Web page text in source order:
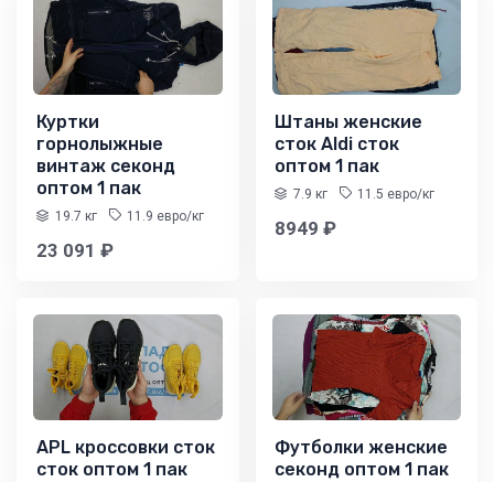
Куртки
горнолыжные
винтаж секонд
оптом 1 пак
19.7 кг 11.9 евро/кг
23 091 ₽
Штаны женские
сток Aldi сток
оптом 1 пак
7.9 кг 11.5 евро/кг
8949 ₽
APL кроссовки сток
сток оптом 1 пак
Футболки женские
секонд оптом 1 пак